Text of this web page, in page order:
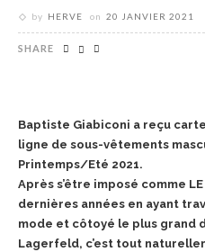
by HERVE on 20 JANVIER 2021
SHARE
Baptiste Giabiconi a reçu
ligne de sous-vêtements
Printemps/Eté 2021.
Après s’être imposé comme
dernières années en ayant
mode et côtoyé le plus grand
Lagerfeld, c’est tout